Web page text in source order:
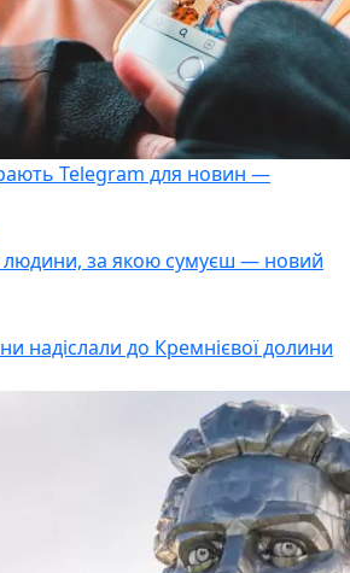
Telegram для новин —
людини, за якою сумуєш — новий
надіслали до Кремнієвої долини